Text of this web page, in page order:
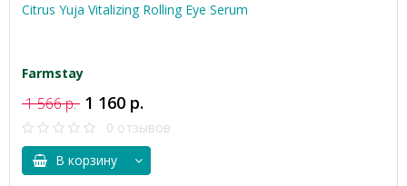
Citrus Yuja Vitalizing Rolling Eye Serum
Farmstay
1 566 р. 1 160 р.
0 отзывов
В корзину